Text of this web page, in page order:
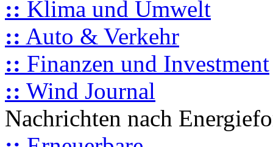
:: Klima und Umwelt
:: Auto & Verkehr
:: Finanzen und Investment
:: Wind Journal
Nachrichten nach